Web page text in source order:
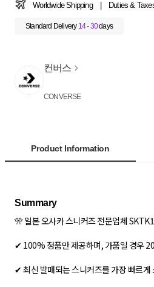
Worldwide Shipping Duties &
Standard Delivery 14 - 30days
컨버스
CONVERSE
Product Information
Summary
🎌 일본 오사카 스니커즈 전문업체
✔ 100% 정품만 제공하며, 가품일 경우
✔ 최신 발매되는 스니커즈를 가장 빠르게